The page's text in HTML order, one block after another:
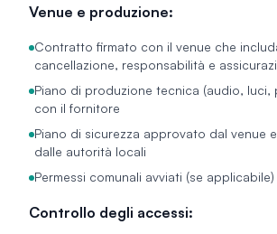
Venue e produzione:
Contratto firmato con il venue che
cancellazione, responsabilità e
Piano di produzione tecnica (audio, luci,
con il fornitore
Piano di sicurezza approvato dal venue
dalle autorità locali
Permessi comunali avviati (se applicabile)
Controllo degli accessi: